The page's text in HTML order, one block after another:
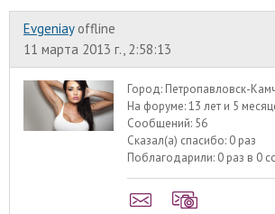
Evgeniay offline
11 марта 2013 г., 2:58:13
Город: Петропавловск-
На форуме:13 лет и 5
Сообщений: 56
Сказал(а) спасибо: 0 раз
Поблагодарили: 0 раз в 0